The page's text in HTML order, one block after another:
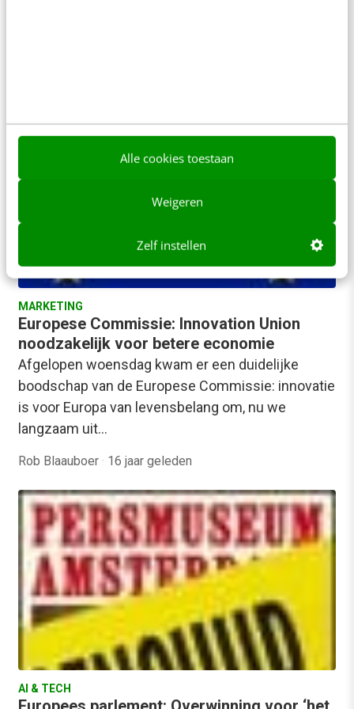
Alle cookies toestaan
Weigeren
Zelf instellen
MARKETING
Europese Commissie: Innovation Union
noodzakelijk voor betere economie
Afgelopen woensdag kwam er een duidelijke
boodschap van de Europese Commissie: innovatie
is voor Europa van levensbelang om, nu we
langzaam uit…
Rob Blaauboer · 16 jaar geleden
AI & TECH